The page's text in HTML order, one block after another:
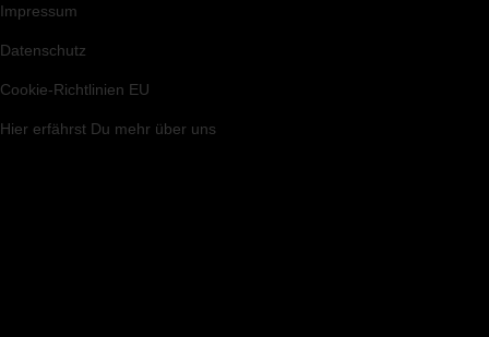
Impressum
Datenschutz
Cookie-Richtlinien EU
Hier erfährst Du mehr über uns